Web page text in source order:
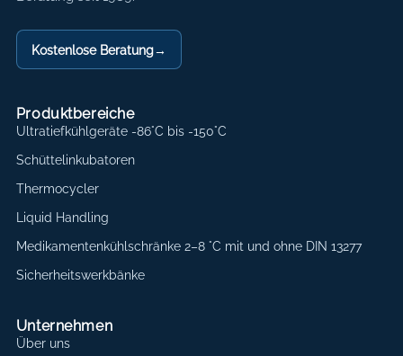
Kostenlose Beratung→
Produktbereiche
Ultratiefkühlgeräte -86°C bis -150°C
Schüttelinkubatoren
Thermocycler
Liquid Handling
Medikamentenkühlschränke 2–8 °C mit und ohne DIN 13277
Sicherheitswerkbänke
Unternehmen
Über uns